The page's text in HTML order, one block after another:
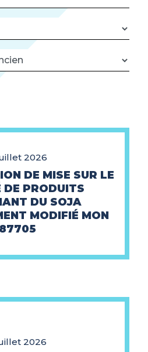
2026
DE MISE SUR LE
DE PRODUITS
DU SOJA
MODIFIÉ MON
87705
2026